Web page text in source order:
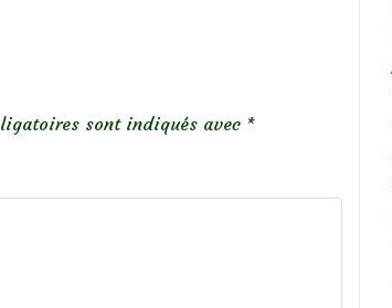
sont indiqués avec *